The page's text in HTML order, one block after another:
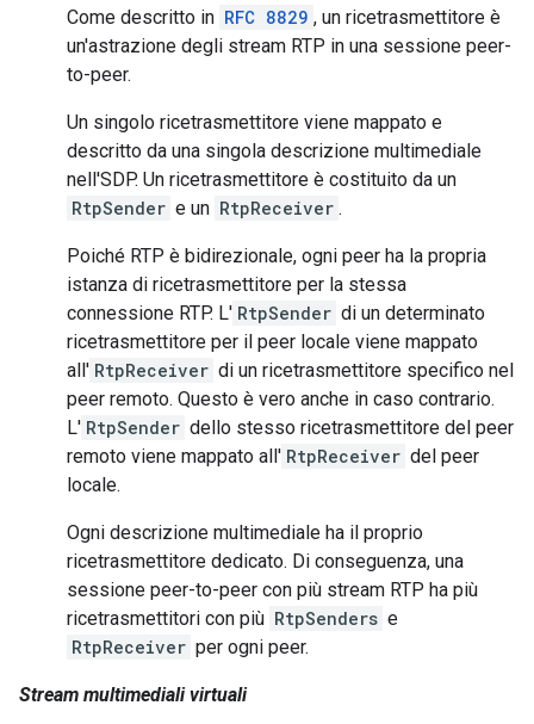
Come descritto in RFC 8829 , un ricetrasmettitore è
un'astrazione degli stream RTP in una sessione peer-
to-peer.
Un singolo ricetrasmettitore viene mappato e
descritto da una singola descrizione multimediale
nell'SDP. Un ricetrasmettitore è costituito da un
RtpSender e un RtpReceiver .
Poiché RTP è bidirezionale, ogni peer ha la propria
istanza di ricetrasmettitore per la stessa
connessione RTP. L' RtpSender di un determinato
ricetrasmettitore per il peer locale viene mappato
all' RtpReceiver di un ricetrasmettitore specifico nel
peer remoto. Questo è vero anche in caso contrario.
L' RtpSender dello stesso ricetrasmettitore del peer
remoto viene mappato all' RtpReceiver del peer
locale.
Ogni descrizione multimediale ha il proprio
ricetrasmettitore dedicato. Di conseguenza, una
sessione peer-to-peer con più stream RTP ha più
ricetrasmettitori con più RtpSenders e
RtpReceiver per ogni peer.
Stream multimediali virtuali